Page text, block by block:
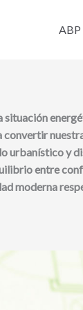
urbanístico y
entre
moderna